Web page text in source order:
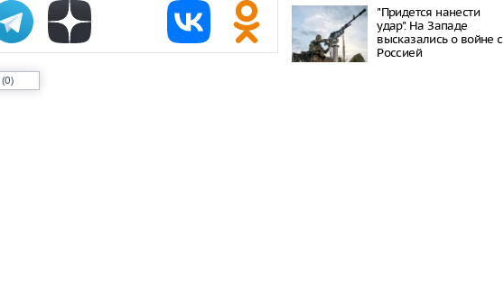
(0)
Путин одобрил приватизацию
аэропорта Шереметьево
"Придется нанести
удар". На Западе
высказались о войне с
Россией